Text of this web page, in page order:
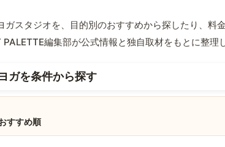
ガスタジオを、目的別のおすすめから探したり、料
編集部が公式情報と独自取材をもとに整理
ガを条件から探す
すすめ順